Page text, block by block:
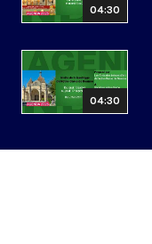
04:30
04:30